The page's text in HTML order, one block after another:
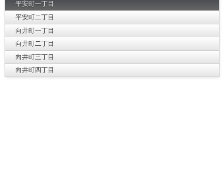
平安町一丁目
平安町二丁目
向井町一丁目
向井町二丁目
向井町三丁目
向井町四丁目